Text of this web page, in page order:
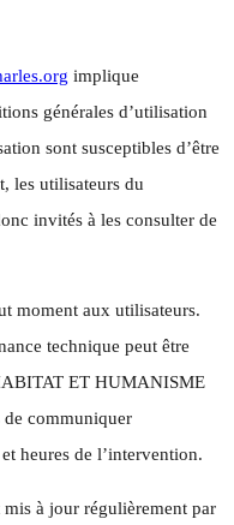
implique
générales d’utilisation
sont susceptibles d’être
les utilisateurs du
invités à les consulter de
moment aux utilisateurs.
technique peut être
ET HUMANISME
communiquer
heures de l’intervention.
mis à jour régulièrement par